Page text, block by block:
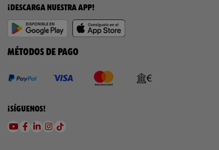
¡DESCARGA NUESTRA APP!
MÉTODOS DE PAGO
¡SÍGUENOS!